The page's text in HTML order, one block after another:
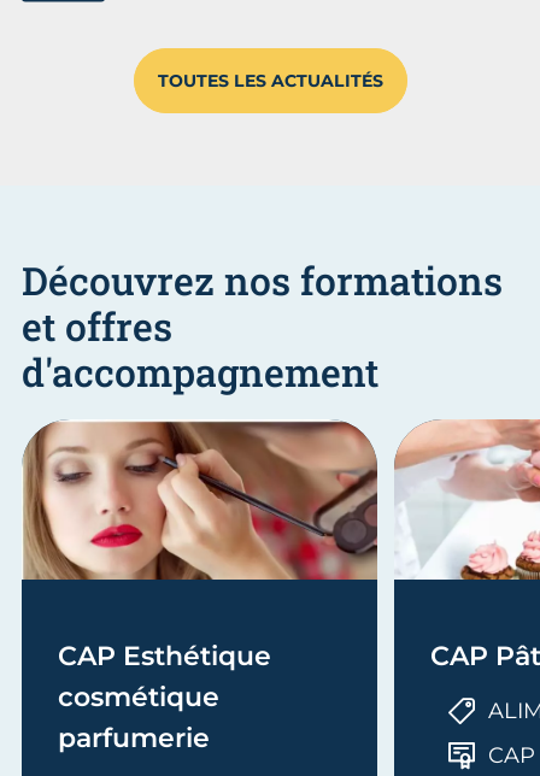
TOUTES LES ACTUALITÉS
Découvrez nos formations
et offres
d'accompagnement
CAP Esthétique
cosmétique
parfumerie
CAP
CAP